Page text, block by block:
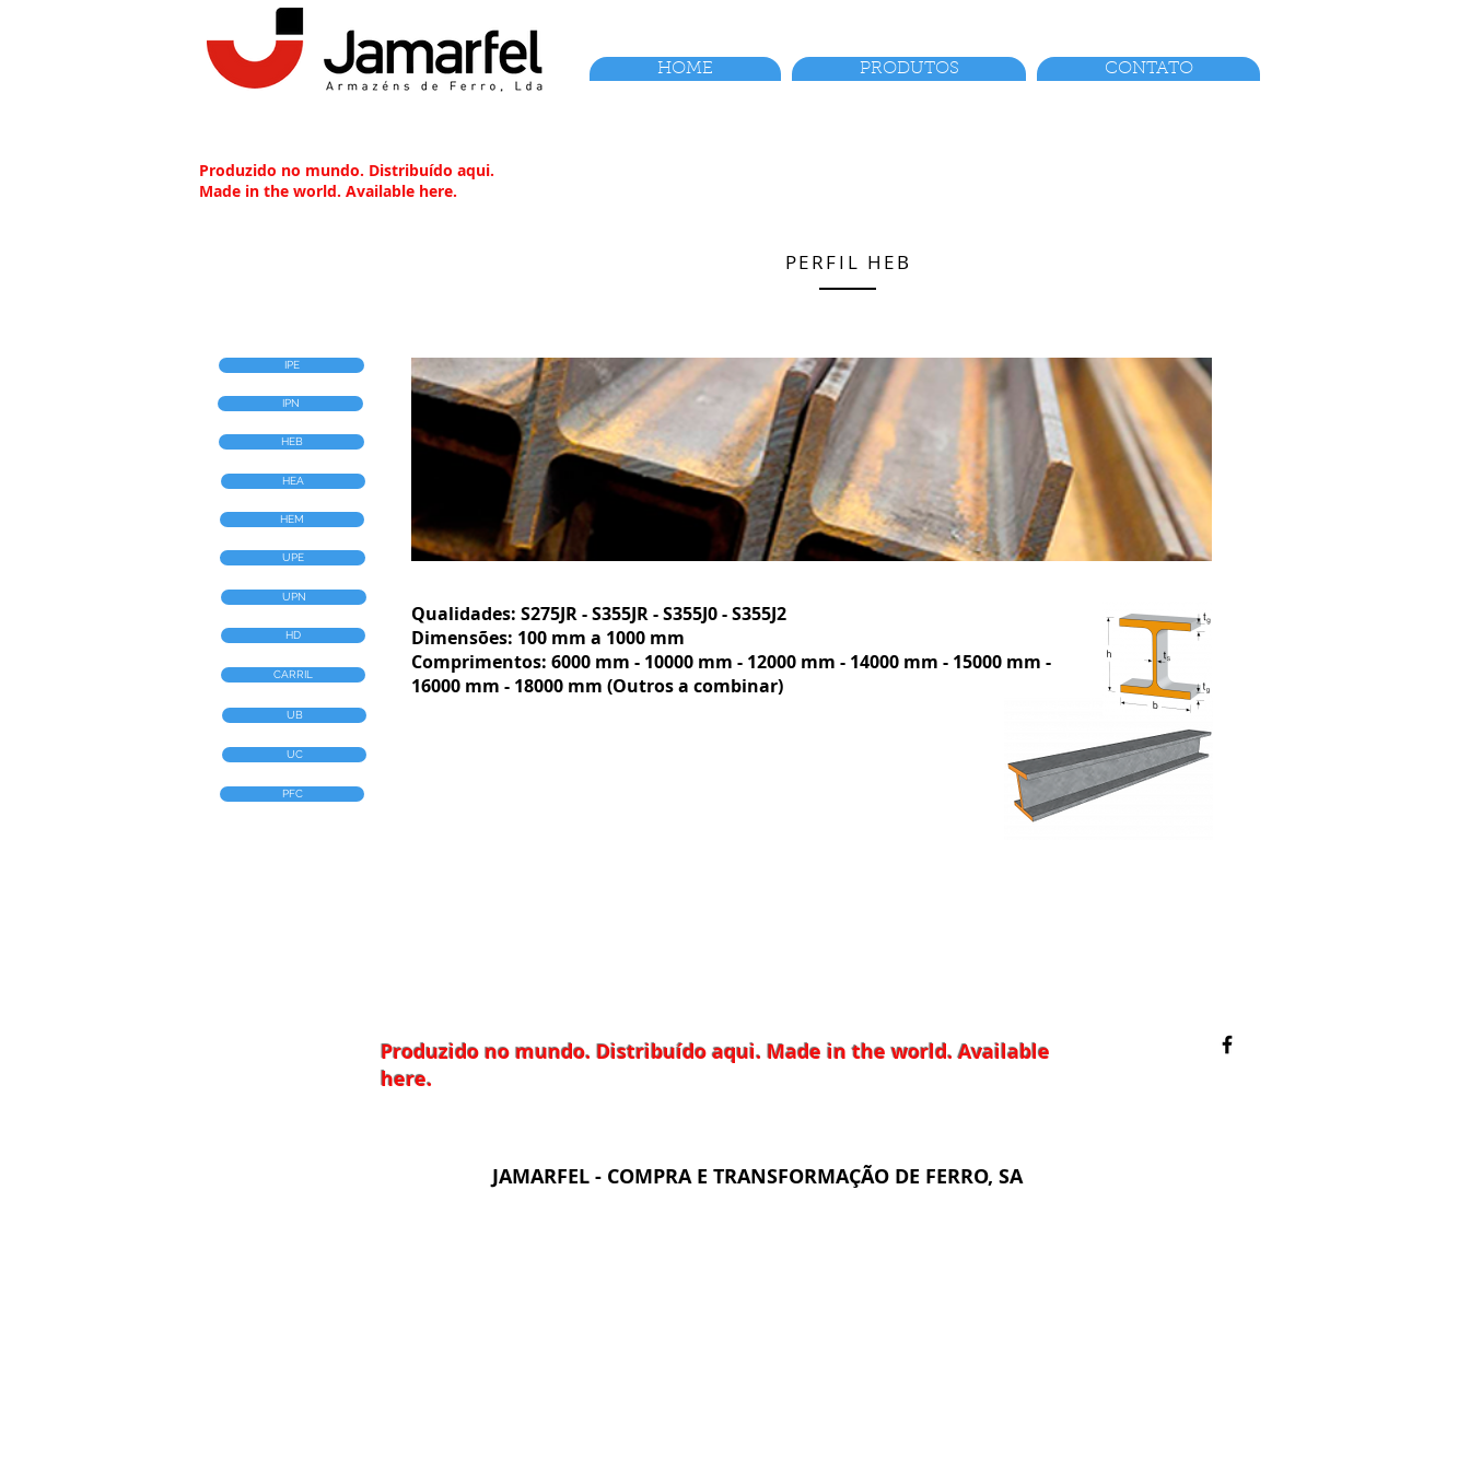
HOME PRODUTOS CONTATO
Produzido no mundo. Distribuído aqui.
Made in the world. Available here.
PERFIL HEB
IPE
IPN
HEB
HEA
HEM
UPE
UPN
HD
CARRIL
UB
UC
PFC
Qualidades: S275JR - S355JR - S355J0 - S355J2
Dimensões: 100 mm a 1000 mm
Comprimentos: 6000 mm - 10000 mm - 12000 mm - 14000 mm - 15000 mm -
16000 mm - 18000 mm (Outros a combinar)
Produzido no mundo. Distribuído aqui. Made in the world. Available
here.
JAMARFEL - COMPRA E TRANSFORMAÇÃO DE FERRO, SA